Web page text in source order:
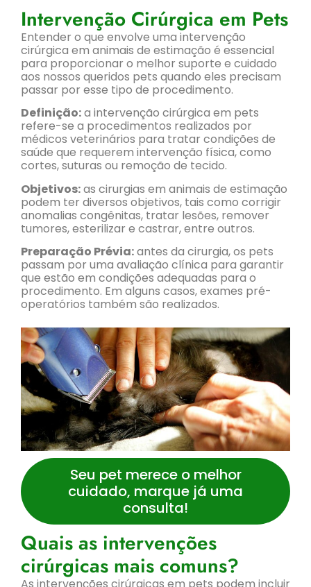
Intervenção Cirúrgica em Pets
Entender o que envolve uma intervenção
cirúrgica em animais de estimação é essencial
para proporcionar o melhor suporte e cuidado
aos nossos queridos pets quando eles precisam
passar por esse tipo de procedimento.
Definição:a intervenção cirúrgica em pets
refere-se a procedimentos realizados por
médicos veterinários para tratar condições de
saúde que requerem intervenção física, como
cortes, suturas ou remoção de tecido.
Objetivos:as cirurgias em animais de estimação
podem ter diversos objetivos, tais como corrigir
anomalias congênitas, tratar lesões, remover
tumores, esterilizar e castrar, entre outros.
Preparação Prévia:antes da cirurgia, os pets
passam por uma avaliação clínica para garantir
que estão em condições adequadas para o
procedimento. Em alguns casos, exames pré-
operatórios também são realizados.
Seu pet merece o melhor
cuidado, marque já uma
consulta!
Quais as intervenções
cirúrgicas mais comuns?